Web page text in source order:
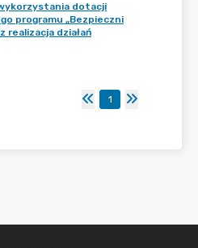
dotacji
programu „Bezpieczni
działań
1